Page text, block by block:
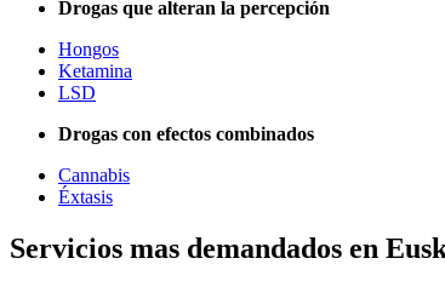
Drogas que alteran la percepción
Hongos
Ketamina
LSD
Drogas con efectos combinados
Cannabis
Éxtasis
Servicios mas demandados en